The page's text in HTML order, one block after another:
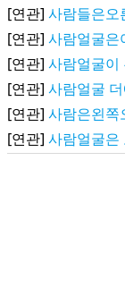
[연관] 사람들은오
[연관] 사람얼굴은
[연관] 사람얼굴이
[연관] 사람얼굴
[연관] 사람은왼쪽
[연관] 사람얼굴은